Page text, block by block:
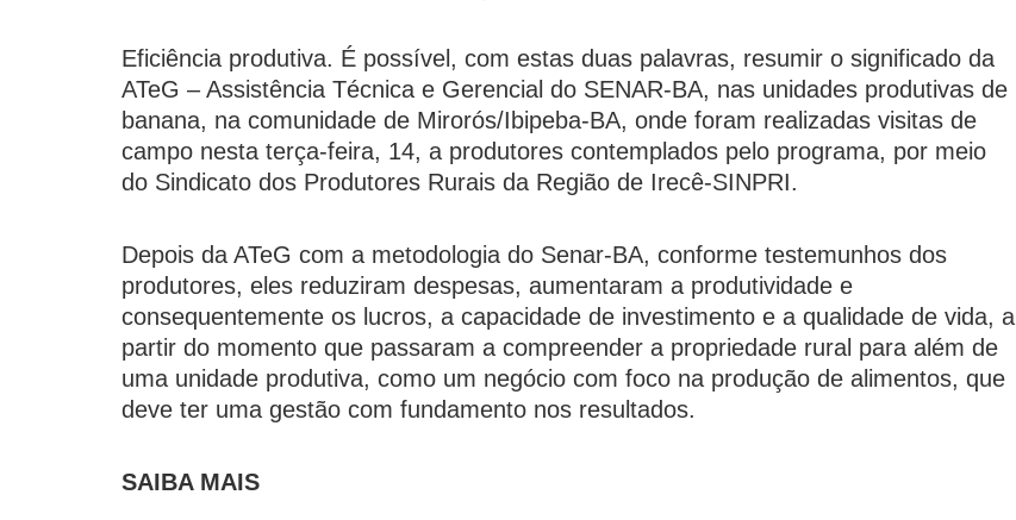
Eficiência produtiva. É possível, com estas duas palavras, resumir o significado da
ATeG – Assistência Técnica e Gerencial do SENAR-BA, nas unidades produtivas de
banana, na comunidade de Mirorós/Ibipeba-BA, onde foram realizadas visitas de
campo nesta terça-feira, 14, a produtores contemplados pelo programa, por meio
do Sindicato dos Produtores Rurais da Região de Irecê-SINPRI.
Depois da ATeG com a metodologia do Senar-BA, conforme testemunhos dos
produtores, eles reduziram despesas, aumentaram a produtividade e
consequentemente os lucros, a capacidade de investimento e a qualidade de vida, a
partir do momento que passaram a compreender a propriedade rural para além de
uma unidade produtiva, como um negócio com foco na produção de alimentos, que
deve ter uma gestão com fundamento nos resultados.
SAIBA MAIS